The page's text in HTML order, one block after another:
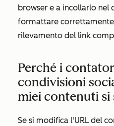
browser e a incollarlo
formattare correttamente
rilevamento del link
Perché i
condivisioni
miei contenuti si
Se si modifica l'URL del